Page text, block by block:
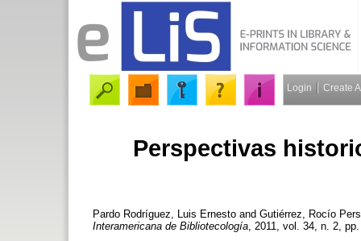
Login Create
Perspectivas
Pardo Rodríguez, Luis Ernesto and Gutiérrez, Rocío
Interamericana de Bibliotecología , 2011, vol. 34, n. 2,